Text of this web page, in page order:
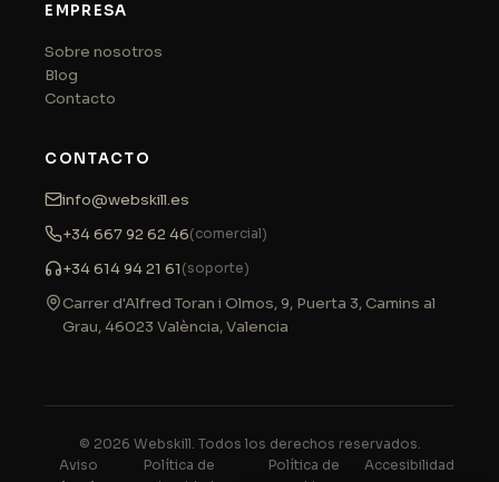
EMPRESA
Sobre nosotros
Blog
Contacto
CONTACTO
info@webskill.es
+34 667 92 62 46(comercial)
+34 614 94 21 61 (soporte)
Carrer d'Alfred Toran i Olmos, 9, Puerta 3, Camins al
Grau,46023 València,Valencia
© 2026 Webskill. Todos los derechos reservados.
Aviso
Política de
Política de
Accesibilidad